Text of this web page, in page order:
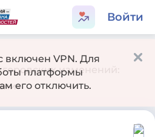
Войти
изменений:
включен VPN. Для
платформы
его отключить.